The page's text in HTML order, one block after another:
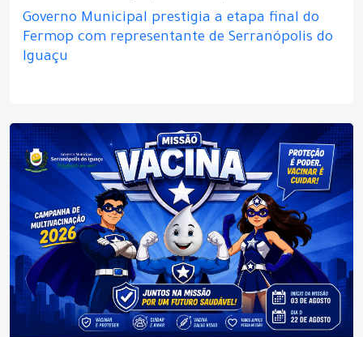
Governo Municipal prestigia a etapa final do
Fermop com representante de Serranópolis do
Iguaçu